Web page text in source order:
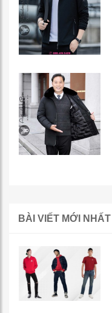
BÀI VIẾT MỚI NHẤT